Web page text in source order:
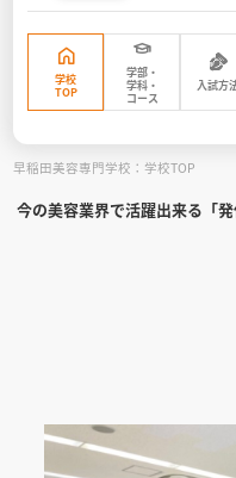
入試・受験
お役立ち情報
学校
TOP
学部・
学科・
コース
入試方
早稲田美容専門学校：学校TOP
今の美容業界で活躍出来る「